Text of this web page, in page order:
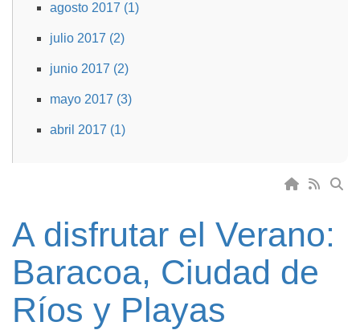
agosto 2017 (1)
julio 2017 (2)
junio 2017 (2)
mayo 2017 (3)
abril 2017 (1)
A disfrutar el Verano:
Baracoa, Ciudad de
Ríos y Playas